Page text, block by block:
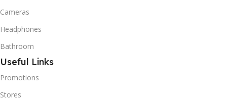
Cameras
Headphones
Bathroom
Useful Links
Promotions
Stores